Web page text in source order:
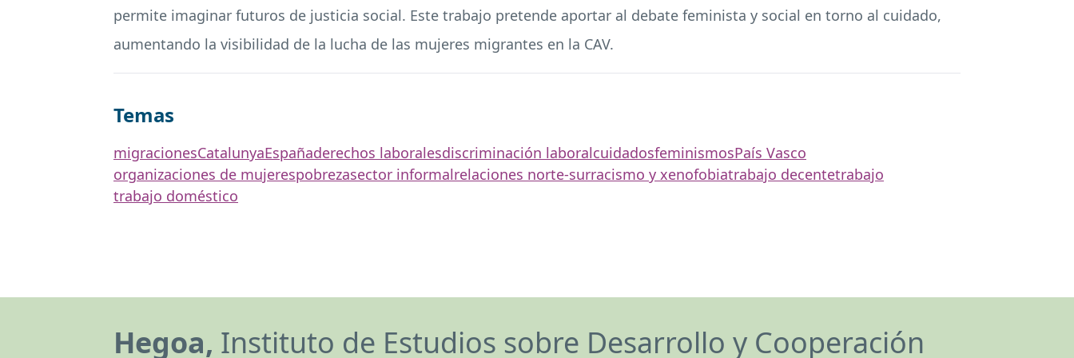
permite imaginar futuros de justicia social. Este trabajo pretende aportar al debate feminista y social en torno al cuidado,
aumentando la visibilidad de la lucha de las mujeres migrantes en la CAV.
Temas
migracionesCatalunyaEspañaderechos laboralesdiscriminación laboralcuidadosfeminismosPaís Vasco
organizaciones de mujerespobrezasector informalrelaciones norte-surracismo y xenofobiatrabajo decentetrabajo
trabajo doméstico
Hegoa, Instituto de Estudios sobre Desarrollo y Cooperación